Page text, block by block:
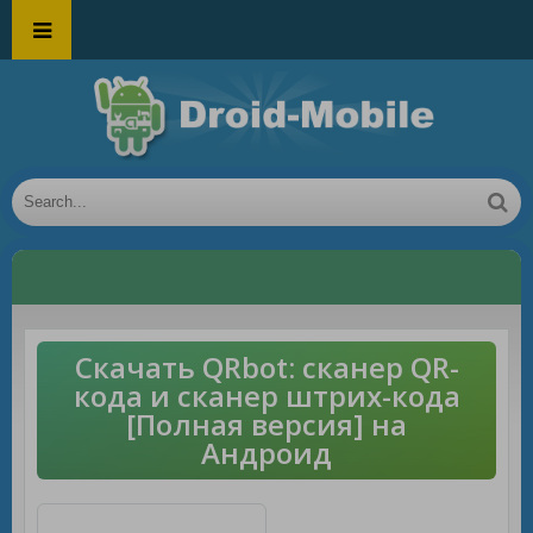
Скачать QRbot: сканер QR-
кода и сканер штрих-кода
[Полная версия] на
Андроид